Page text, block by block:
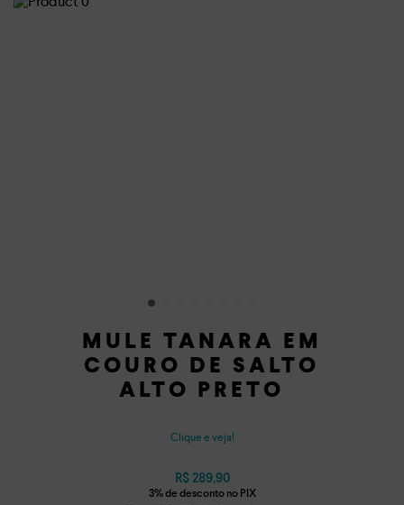
MULE TANARA EM
COURO DE SALTO
ALTO PRETO
Clique e veja!
R$ 289,90